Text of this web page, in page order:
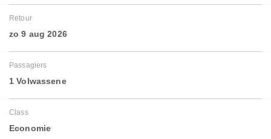
Retour
zo 9 aug 2026
Passagiers
1 Volwassene
Class
Economie